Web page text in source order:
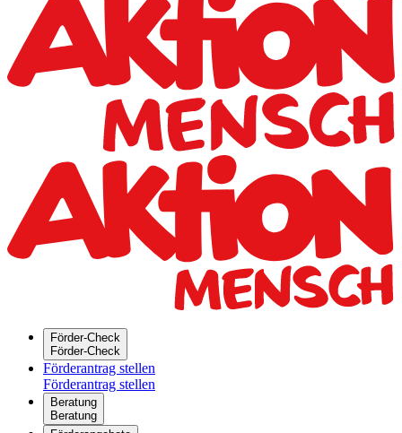
Förder-Check
Förder-Check
Förderantrag stellen
Förderantrag stellen
Beratung
Beratung